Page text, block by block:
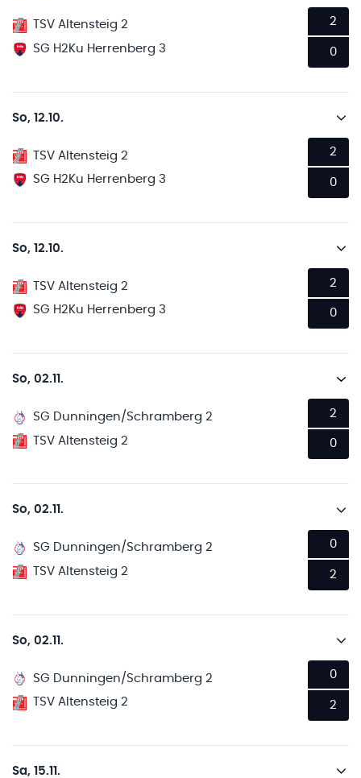
TSV Altensteig 2
SG H2Ku Herrenberg 3
2
0
So, 12.10.
TSV Altensteig 2
SG H2Ku Herrenberg 3
2
0
So, 12.10.
TSV Altensteig 2
SG H2Ku Herrenberg 3
2
0
So, 02.11.
SG Dunningen/Schramberg 2
TSV Altensteig 2
2
0
So, 02.11.
SG Dunningen/Schramberg 2
TSV Altensteig 2
0
2
So, 02.11.
SG Dunningen/Schramberg 2
TSV Altensteig 2
0
2
Sa, 15.11.